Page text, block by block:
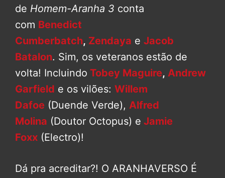
de Homem-Aranha 3 conta
com Benedict
Cumberbatch, Zendaya e Jacob
Batalon. Sim, os veteranos estão de
volta! Incluindo Tobey Maguire, Andrew
Garfield e os vilões: Willem
Dafoe (Duende Verde), Alfred
Molina (Doutor Octopus) e Jamie
Foxx (Electro)!
Dá pra acreditar?! O ARANHAVERSO É